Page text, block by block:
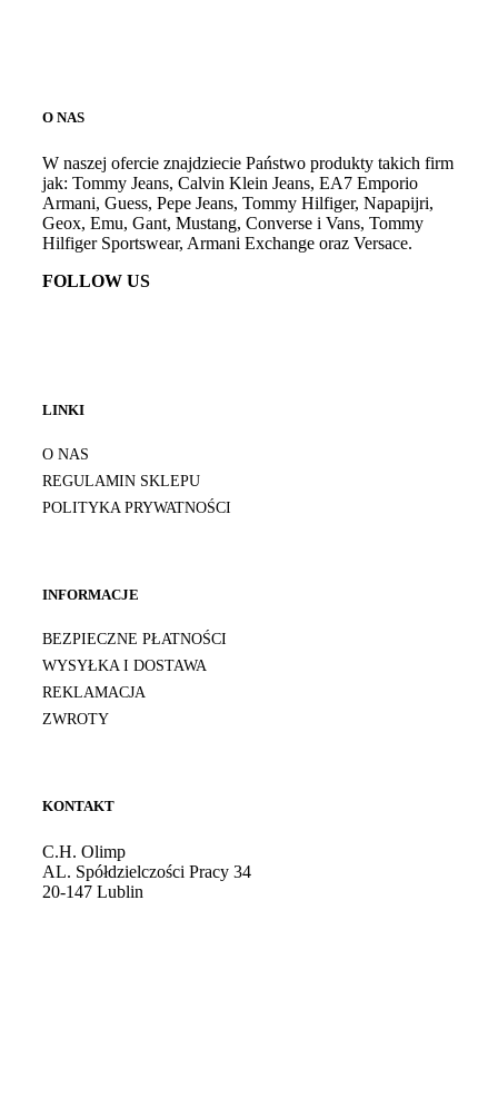
O NAS
W naszej ofercie znajdziecie Państwo produkty takich firm
jak: Tommy Jeans, Calvin Klein Jeans, EA7 Emporio
Armani, Guess, Pepe Jeans, Tommy Hilfiger, Napapijri,
Geox, Emu, Gant, Mustang, Converse i Vans, Tommy
Hilfiger Sportswear, Armani Exchange oraz Versace.
FOLLOW US
LINKI
O NAS
REGULAMIN SKLEPU
POLITYKA PRYWATNOŚCI
INFORMACJE
BEZPIECZNE PŁATNOŚCI
WYSYŁKA I DOSTAWA
REKLAMACJA
ZWROTY
KONTAKT
C.H. Olimp
AL. Spółdzielczości Pracy 34
20-147 Lublin